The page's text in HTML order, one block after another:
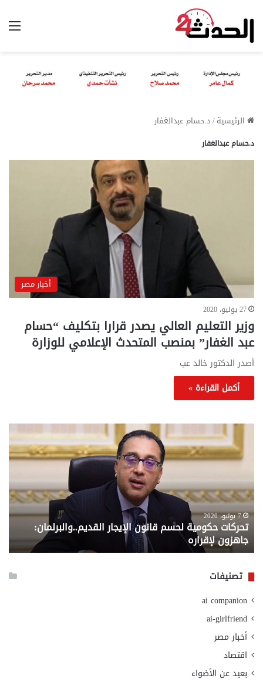
الرئيسية/د.حسام عبدالغفار
د.حسام عبدالغفار
أخبار مصر
27 يوليو، 2020
وزير التعليم العالي يصدر قرارا بتكليف “حسام
عبد الغفار” بمنصب المتحدث الإعلامي للوزارة
أصدر الدكتور خالد عب
أكمل القراءة »
تحركات
حكومية
لحسم
قانون
القديم..والبرلمان:
جاهزون
لإقراره
7 يوليو، 2020
تحركات حكومية لحسم قانون الإيجار القديم..والبرلمان:
جاهزون لإقراره
..
من
تصنيفات
ai companion
ai-girlfriend
أخبار مصر
اقتصاد
بعيد عن الأضواء